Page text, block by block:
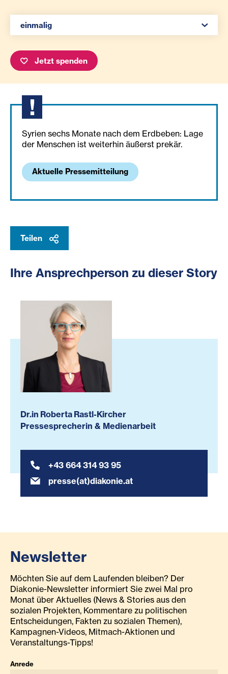
einmalig
Jetzt spenden
Syrien sechs Monate nach dem Erdbeben: Lage
der Menschen ist weiterhin äußerst prekär.
Aktuelle Pressemitteilung
Teilen
Ihre Ansprechperson zu dieser Story
Dr.in Roberta Rastl-Kircher
Pressesprecherin & Medienarbeit
+43 664 314 93 95
presse(at)diakonie.at
Newsletter
Möchten Sie auf dem Laufenden bleiben? Der
Diakonie-Newsletter informiert Sie zwei Mal pro
Monat über Aktuelles (News & Stories aus den
sozialen Projekten, Kommentare zu politischen
Entscheidungen, Fakten zu sozialen Themen),
Kampagnen-Videos, Mitmach-Aktionen und
Veranstaltungs-Tipps!
Anrede